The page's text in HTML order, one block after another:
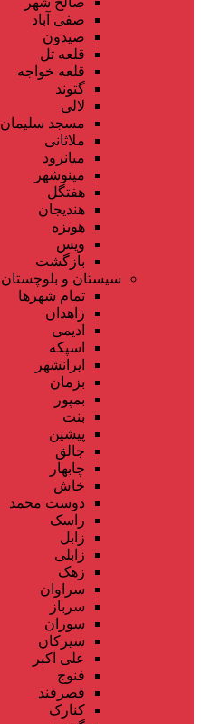
صفی آباد
صیدون
قلعه تل
قلعه خواجه
گتوند
لالی
مسجد سلیمان
ملاثانی
میانرود
مینوشهر
هفتگل
هندیجان
هویزه
ویس
بازگشت
سیستان و بلوچستان
تمام شهر‌ها
زاهدان
ادیمی
اسپکه
ایرانشهر
بزمان
بمپور
بنت
پیشین
جالق
چابهار
خاش
دوست محمد
راسک
زابل
زابلی
زهک
سراوان
سرباز
سوران
سیرکان
علی اکبر
فنوج
قصرقند
کنارک